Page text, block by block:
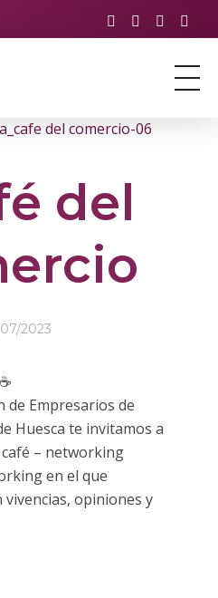
del
2023
de Empresarios de
Huesca te invitamos a
– networking
en el que
opiniones y